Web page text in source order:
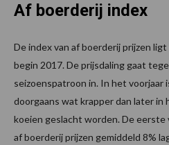
Af boerderij index
De index van af boerderij prijzen
begin 2017. De prijsdaling gaat
seizoenspatroon in. In het voorjaar
doorgaans wat krapper dan later in
koeien geslacht worden. De eerste
af boerderij prijzen gemiddeld 8%